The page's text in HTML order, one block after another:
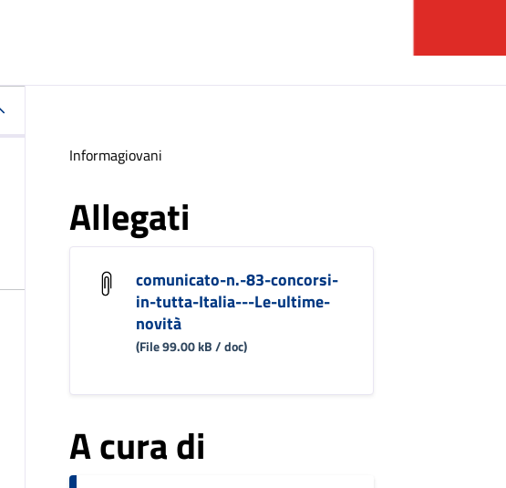
Informagiovani
Allegati
comunicato-n.-83-concorsi-
in-tutta-Italia---Le-ultime-
novità
(File 99.00 kB / doc)
A cura di